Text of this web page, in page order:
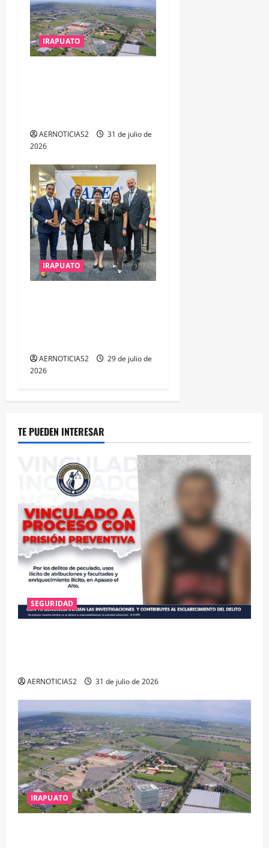
IRAPUATO
AERNOTICIAS2
31 de julio de
2026
IRAPUATO
AERNOTICIAS2
29 de julio de
2026
TE PUEDEN INTERESAR
SEGURIDAD
AERNOTICIAS2 31 de julio de 2026
IRAPUATO